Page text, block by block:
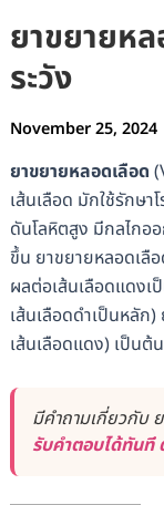
ยาขยายหล
ระวัง
November 25, 2024
ยาขยายหลอดเลือด
เส้นเลือด มักใช้รักษา
ดันโลหิตสูง มีกลไกอ
ขึ้น ยาขยายหลอดเลื
ผลต่อเส้นเลือดแดงเ
เส้นเลือดดำเป็นหลัก
เส้นเลือดแดง) เป็นต้น
มีคำถามเกี่ยวกับ
รับคำตอบได้ทันที